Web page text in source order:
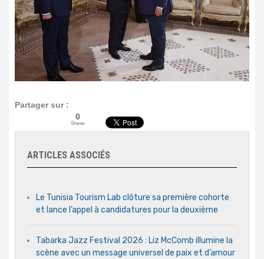
Partager sur :
0
Shares
ARTICLES ASSOCIÉS
Le Tunisia Tourism Lab clôture sa première cohorte
et lance l’appel à candidatures pour la deuxième
Tabarka Jazz Festival 2026 : Liz McComb illumine la
scène avec un message universel de paix et d’amour